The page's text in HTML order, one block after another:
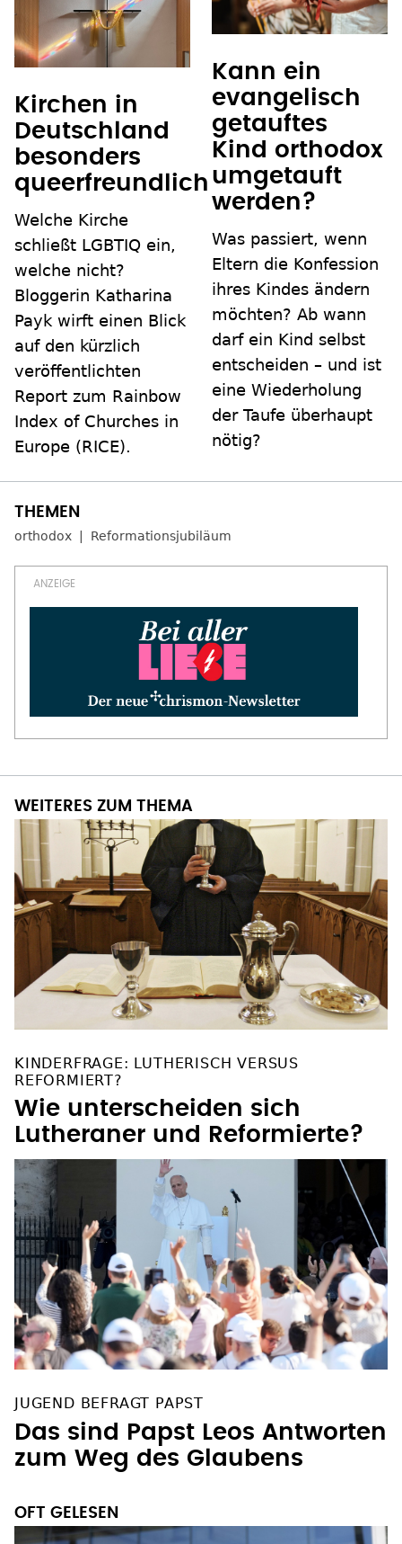
Kirchen in
Deutschland
besonders
queerfreundlich
Welche Kirche
schließt LGBTIQ ein,
welche nicht?
Bloggerin Katharina
Payk wirft einen Blick
auf den kürzlich
veröffentlichten
Report zum Rainbow
Index of Churches in
Europe (RICE).
Kann ein
evangelisch
getauftes
Kind orthodox
umgetauft
werden?
Was passiert, wenn
Eltern die Konfession
ihres Kindes ändern
möchten? Ab wann
darf ein Kind selbst
entscheiden – und ist
eine Wiederholung
der Taufe überhaupt
nötig?
orthodox Reformationsjubiläum
WEITERES ZUM THEMA
KINDERFRAGE: LUTHERISCH VERSUS
REFORMIERT?
Wie unterscheiden sich
Lutheraner und Reformierte?
JUGEND BEFRAGT PAPST
Das sind Papst Leos Antworten
zum Weg des Glaubens
OFT GELESEN